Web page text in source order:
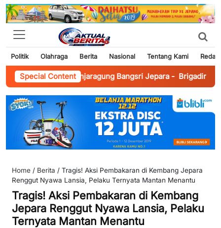
Politik Olahraga Berita Nasional Tentang Kami
Special Content
di Desa Banjaragung Bangsri Jepara- Brigadir Revangga
Home / Berita / Tragis! Aksi Pembakaran di Kembang Jepara
Renggut Nyawa Lansia, Pelaku Ternyata Mantan Menantu
Tragis! Aksi Pembakaran di Kembang
Jepara Renggut Nyawa Lansia, Pelaku
Ternyata Mantan Menantu